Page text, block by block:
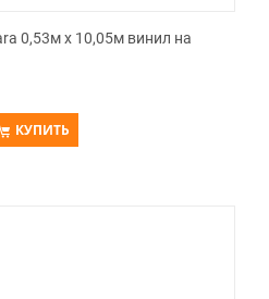
0,53м x 10,05м винил на
КУПИТЬ